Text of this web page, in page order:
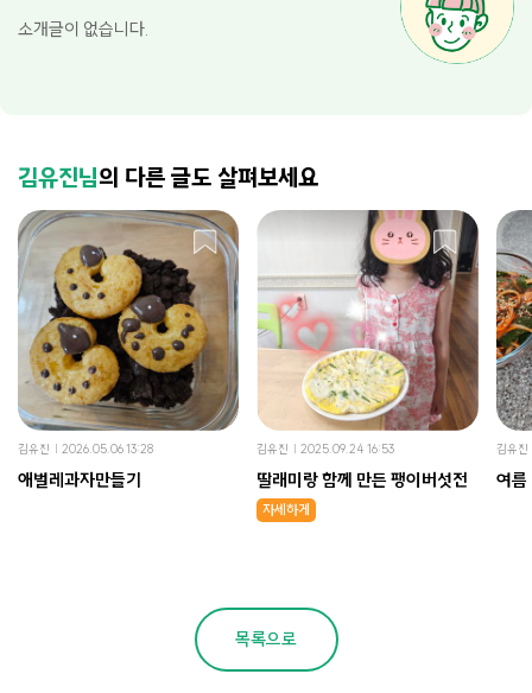
소개글이 없습니다.
김유진님의 다른 글도 살펴보세요
김유진 2026.05.06 13:28
애벌레과자만들기
김유진 2025.09.24 16:53
딸래미랑 함께 만든 팽이버섯전
자세하게
김유진
여름
목록으로